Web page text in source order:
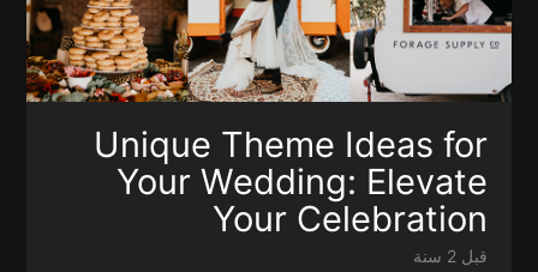
Unique Theme Ideas for
Your Wedding: Elevate
Your Celebration
قبل 2 سنة